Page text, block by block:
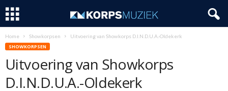
Home Showkorpsen Uitvoering van Showkorps D.I.N.D.U.A.-Oldekerk
SHOWKORPSEN
Uitvoering van Showkorps
D.I.N.D.U.A.-Oldekerk